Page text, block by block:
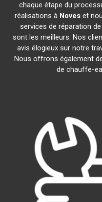
chaque étape du
réalisations à Noveset
services de réparation
sont les meilleurs. Nos
avis élogieux sur notre
Nous offrons également
de chauffe-